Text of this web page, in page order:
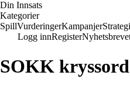
Din Innsats
Kategorier
SpillVurderingerKampanjerStrategi
Logg innRegister
SOKK